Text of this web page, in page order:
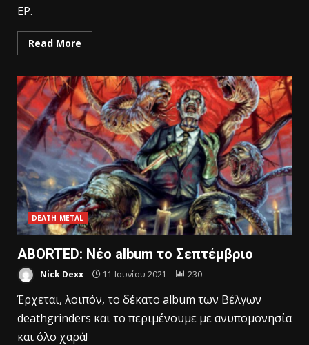
EP.
Read More
DEATH METAL
ABORTED: Νέο album το Σεπτέμβριο
Nick Dexx 11 Ιουνίου 2021 230
Έρχεται, λοιπόν, το δέκατο album των Βέλγων
deathgrinders και το περιμένουμε με ανυπομονησία
και όλο χαρά!